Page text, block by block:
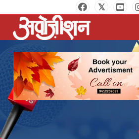
to
content
Opposition Digital